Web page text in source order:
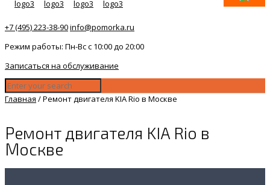
+7 (495) 223-38-90info@pomorka.ru
Режим работы: Пн-Вс с 10:00 до 20:00
Записаться на обслуживание
Главная /Ремонт двигателя KIA Rio в Москве
Ремонт двигателя KIA Rio в
Москве